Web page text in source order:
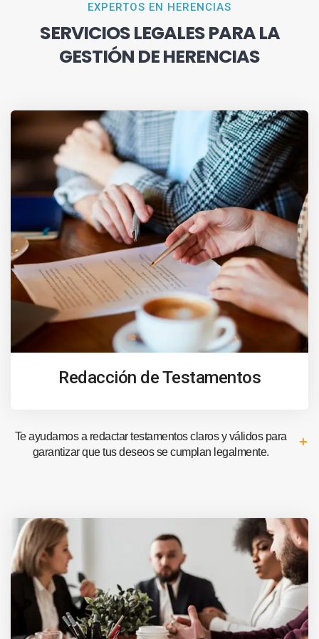
EXPERTOS EN HERENCIAS
SERVICIOS LEGALES PARA LA
GESTIÓN DE HERENCIAS
Redacción de Testamentos
Te ayudamos a redactar testamentos claros y válidos para
garantizar que tus deseos se cumplan legalmente.